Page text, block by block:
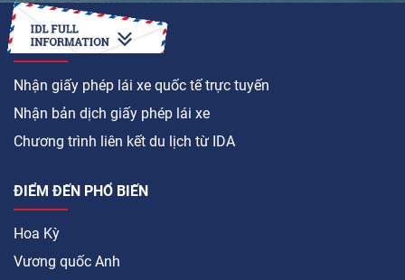
LÀM CÁCH NÀO ĐỂ
Nhận giấy phép lái xe quốc tế trực tuyến
Nhận bản dịch giấy phép lái xe
Chương trình liên kết du lịch từ IDA
ĐIỂM ĐẾN PHỔ BIẾN
Hoa Kỳ
Vương quốc Anh